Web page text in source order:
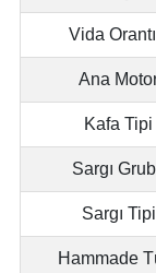
Vida
Ana
Kafa Tipi
Sargı
Sargı Tipi
Hammade